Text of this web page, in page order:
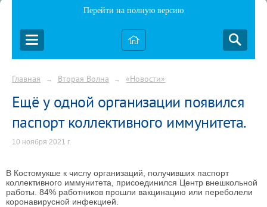
Перейти на полную версию
Главная → Вторая Волна → «Новости»
Ещё у одной организации появился
паспорт коллективного иммунитета.
10 ноября 2021 г.
В Костомукше к числу организаций, получивших паспорт
коллективного иммунитета, присоединился Центр внешкольной
работы. 84% работников прошли вакцинацию или переболели
коронавирусной инфекцией.